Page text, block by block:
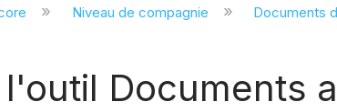
Niveau de compagnie Documents
Documents